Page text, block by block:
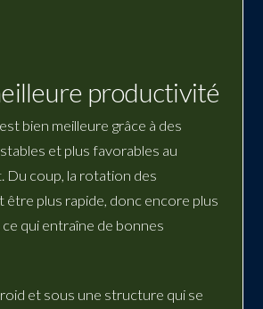
productivité
bien meilleure grâce à des
et plus favorables au
Du coup, la rotation des
être plus rapide, donc encore plus
qui entraîne de bonnes
et sous une structure qui se